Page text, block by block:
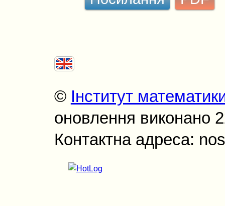
© Інститут
оновлення виконано
Контактна адреса: